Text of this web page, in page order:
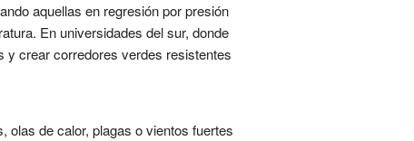
aquellas en regresión por presión
En universidades del sur, donde
y crear corredores verdes resistentes
de calor, plagas o vientos fuertes